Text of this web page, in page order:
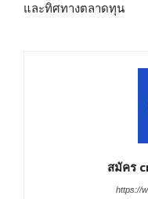
และทิศทางตลาดทุน
สมัคร
https://